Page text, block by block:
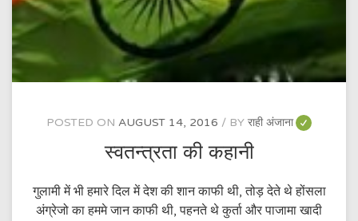
POSTED ONAUGUST 14, 2016 BYराही अंजाना
स्वतन्त्रता की कहानी
गुलामी में भी हमारे दिल में देश की शान काफी थी, तोड़ देते थे होंसला
अंग्रेजो का हममे जान काफी थी, पहनते थे कुर्ता और पाजामा खादी